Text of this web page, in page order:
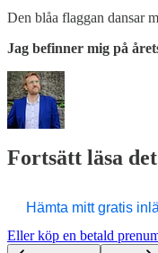
Den blåa flaggan dansar
Jag befinner mig på
Fortsätt läsa
Hämta mitt gratis
Eller köp en betald